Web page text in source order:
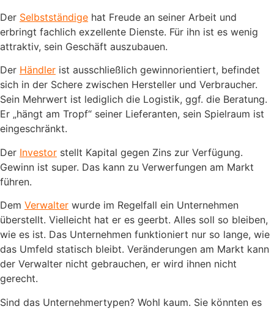
Der Selbstständige hat Freude an seiner Arbeit und
erbringt fachlich exzellente Dienste. Für ihn ist es wenig
attraktiv, sein Geschäft auszubauen.
Der Händler ist ausschließlich gewinnorientiert, befindet
sich in der Schere zwischen Hersteller und Verbraucher.
Sein Mehrwert ist lediglich die Logistik, ggf. die Beratung.
Er „hängt am Tropf“ seiner Lieferanten, sein Spielraum ist
eingeschränkt.
Der Investor stellt Kapital gegen Zins zur Verfügung.
Gewinn ist super. Das kann zu Verwerfungen am Markt
führen.
Dem Verwalter wurde im Regelfall ein Unternehmen
überstellt. Vielleicht hat er es geerbt. Alles soll so bleiben,
wie es ist. Das Unternehmen funktioniert nur so lange, wie
das Umfeld statisch bleibt. Veränderungen am Markt kann
der Verwalter nicht gebrauchen, er wird ihnen nicht
gerecht.
Sind das Unternehmertypen? Wohl kaum. Sie könnten es